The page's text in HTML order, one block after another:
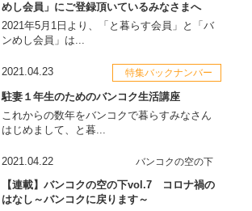
めし会員」にご登録頂いているみなさまへ
2021年5月1日より、「と暮らす会員」と「バ
ンめし会員」は...
2021.04.23 特集バックナンバー
駐妻１年生のためのバンコク生活講座
これからの数年をバンコクで暮らすみなさん
はじめまして、と暮...
2021.04.22 バンコクの空の下
【連載】バンコクの空の下vol.7 コロナ禍の
はなし～バンコクに戻ります～